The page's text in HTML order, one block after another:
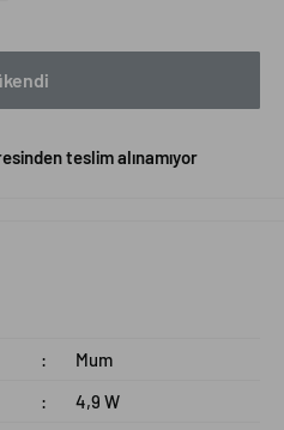
teslim alınamıyor
:
Mum
:
4,9 W